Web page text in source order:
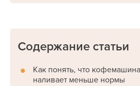
Содержание статьи
Как понять, что
наливает меньше нормы